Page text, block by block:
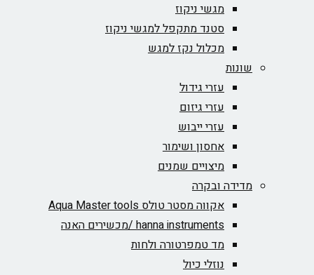
מגשי ניקוז
סטנד מתקפל למגשי ניקוז
מכלול נקז למגש
שונות
עזרי גידול
עזרי גיזום
עזרי ייבוש
אחסון ושימור
מיצויים שמנים
מדידה ובקרה
אקווה מסטר טולס Aqua Master tools
hanna instruments /מכשירים האנה
מד טמפרטורה ולחות
נוזלי כיול